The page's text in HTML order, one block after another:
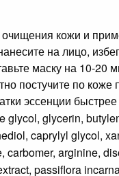
очищения кожи и
на лицо,
маску на 10-20
постучите по коже
эссенции
glycol, glycerin,
caprylyl glycol,
carbomer, arginine,
passiflora